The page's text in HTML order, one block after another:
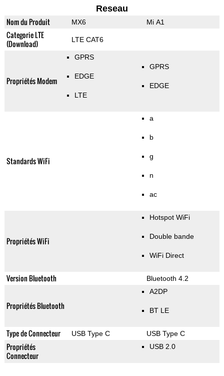
Reseau
Nom du Produit MX6 Mi A1
Categorie LTE
(Download)
LTE CAT6
Propriétés Modem
GPRS
EDGE
LTE
GPRS
EDGE
Standards WiFi
a
b
g
n
ac
Propriétés WiFi
Hotspot WiFi
Double bande
WiFi Direct
Version Bluetooth Bluetooth 4.2
Propriétés Bluetooth
A2DP
BT LE
Type de Connecteur USB Type C USB Type C
Propriétés
Connecteur
USB 2.0